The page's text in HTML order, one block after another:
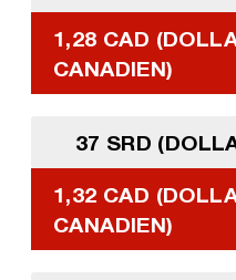
1,28 CAD
CANADIEN)
37 SRD
1,32 CAD
CANADIEN)